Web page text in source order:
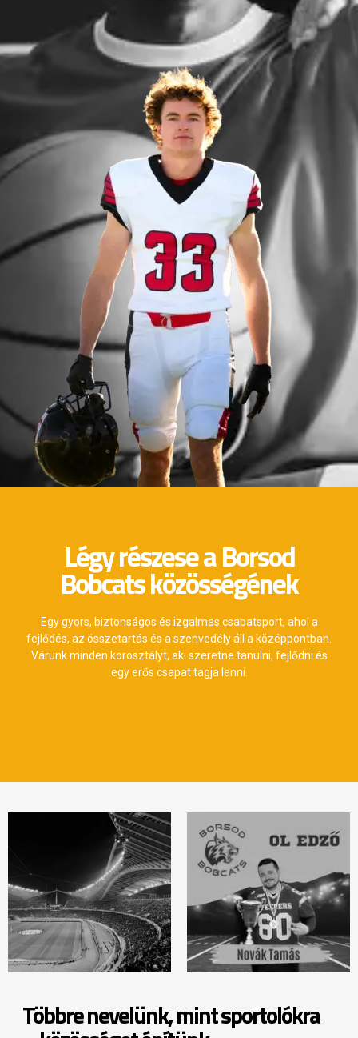
Légy részese a Borsod
Bobcats közösségének
Egy gyors, biztonságos és izgalmas csapatsport, ahol a
fejlődés, az összetartás és a szenvedély áll a középpontban.
Várunk minden korosztályt, aki szeretne tanulni, fejlődni és
egy erős csapat tagja lenni.
Többre nevelünk, mint sportolókra